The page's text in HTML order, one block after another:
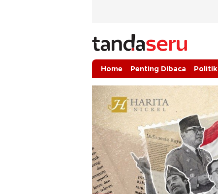
tandaseru.com | Penting Dibaca
tandaseru.com
Home Penting Dibaca Politik